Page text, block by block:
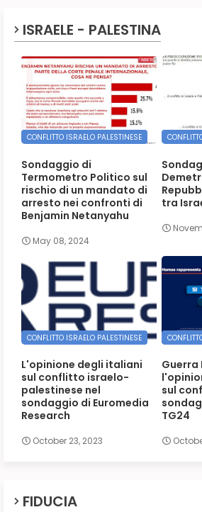
ISRAELE - PALESTINA
CONFLITTO ISRAELO PALESTINESE
Sondaggio di
Termometro Politico sul
rischio di un mandato di
arresto nei confronti di
Benjamin Netanyahu
May 08, 2024
tra
CONFLITTO ISRAELO PALESTINESE
L'opinione degli italiani
sul conflitto israelo-
palestinese nel
sondaggio di Euromedia
Research
October 23, 2023
Guerra
sul
TG24
FIDUCIA